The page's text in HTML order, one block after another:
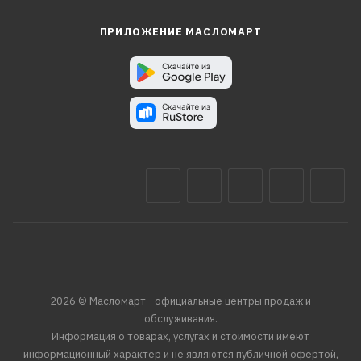
ПРИЛОЖЕНИЕ МАСЛОМАРТ
2026 © Масломарт - официальные центры продаж и
обслуживания.
Информация о товарах, услугах и стоимости имеют
информационный характер и не являются публичной офертой,